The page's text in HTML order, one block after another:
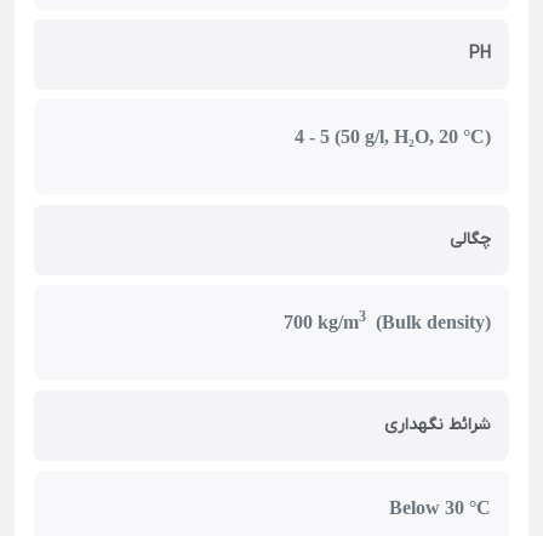
PH
4 - 5 (50 g/l, H₂O, 20 °C)
چگالی
700 kg/m3 (Bulk density)
شرائط نگهداری
Below 30 °C